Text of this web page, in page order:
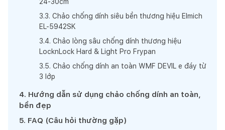
3.3. Chảo chống dính siêu bền thương hiệu Elmich
EL-5942SK
3.4. Chảo lòng sâu chống dính thương hiệu
LocknLock Hard & Light Pro Frypan
3.5. Chảo chống dính an toàn WMF DEVIL e đáy từ
3 lớp
4. Hướng dẫn sử dụng chảo chống dính an toàn,
bền đẹp
5. FAQ (Câu hỏi thường gặp)